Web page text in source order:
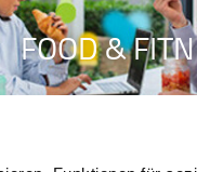
FOOD &